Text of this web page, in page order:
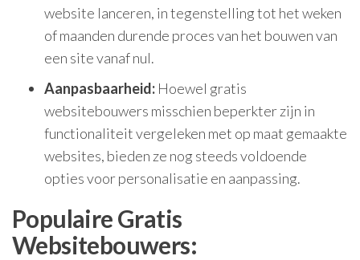
website lanceren, in tegenstelling tot het weken
of maanden durende proces van het bouwen van
een site vanaf nul.
Aanpasbaarheid: Hoewel gratis
websitebouwers misschien beperkter zijn in
functionaliteit vergeleken met op maat gemaakte
websites, bieden ze nog steeds voldoende
opties voor personalisatie en aanpassing.
Populaire Gratis
Websitebouwers: